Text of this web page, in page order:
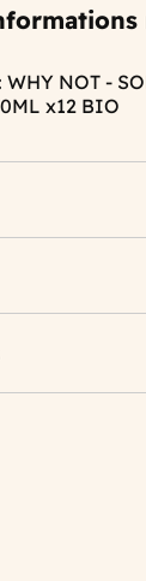
WHY NOT -
x12 BIO